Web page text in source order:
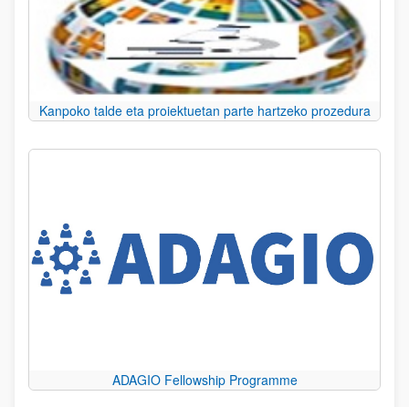
Kanpoko talde eta proiektuetan parte hartzeko prozedura
ADAGIO Fellowship Programme